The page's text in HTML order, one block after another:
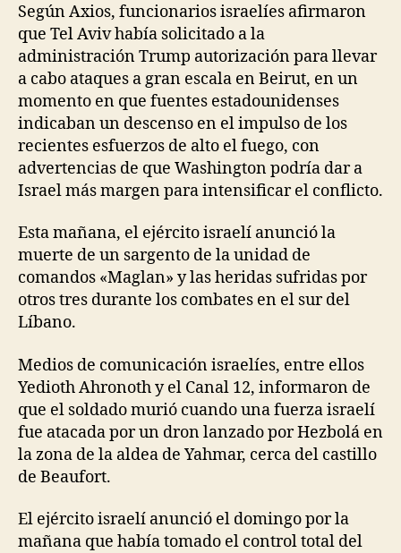
Según Axios, funcionarios israelíes afirmaron
que Tel Aviv había solicitado a la
administración Trump autorización para llevar
a cabo ataques a gran escala en Beirut, en un
momento en que fuentes estadounidenses
indicaban un descenso en el impulso de los
recientes esfuerzos de alto el fuego, con
advertencias de que Washington podría dar a
Israel más margen para intensificar el conflicto.
Esta mañana, el ejército israelí anunció la
muerte de un sargento de la unidad de
comandos «Maglan» y las heridas sufridas por
otros tres durante los combates en el sur del
Líbano.
Medios de comunicación israelíes, entre ellos
Yedioth Ahronoth y el Canal 12, informaron de
que el soldado murió cuando una fuerza israelí
fue atacada por un dron lanzado por Hezbolá en
la zona de la aldea de Yahmar, cerca del castillo
de Beaufort.
El ejército israelí anunció el domingo por la
mañana que había tomado el control total del